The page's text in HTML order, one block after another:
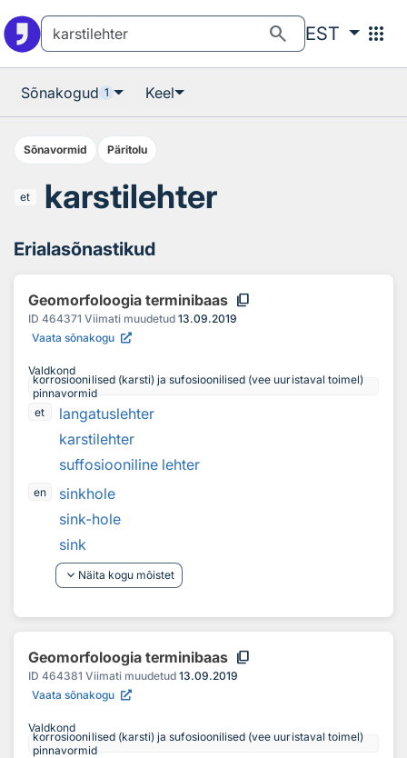
search EST apps
Sõnakogud 1 Keel
Sõnavormid Päritolu
et karstilehter
Erialasõnastikud
Geomorfoloogia terminibaas content_copy
ID 464371 Viimati muudetud 13.09.2019
Vaata sõnakogu
Valdkond
korrosioonilised (karsti) ja sufosioonilised (vee uuristaval toimel)
pinnavormid
et
langatuslehter
karstilehter
suffosiooniline lehter
en
sinkhole
sink-hole
sink
keyboard_arrow_down Näita kogu mõistet
Geomorfoloogia terminibaas content_copy
ID 464381 Viimati muudetud 13.09.2019
Vaata sõnakogu
Valdkond
korrosioonilised (karsti) ja sufosioonilised (vee uuristaval toimel)
pinnavormid